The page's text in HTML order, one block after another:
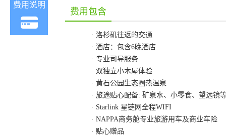
费用说明
费用包含
· 洛杉矶往返的交通
· 酒店：包含6晚酒店
· 专业司导服务
· 双独立小木屋体验
· 黄石公园生态圈热温泉
· 旅途贴心配备: 矿泉水、小零食、望远镜
· Starlink 星链网全程WIFI
· NAPPA商务舱专业旅游用车及商业车险
· 贴心赠品